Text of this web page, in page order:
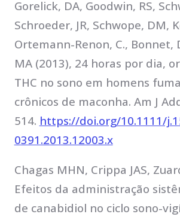
Gorelick, DA, Goodwin, RS,
Schroeder, JR, Schwope, DM,
Ortemann-Renon, C., Bonnet,
MA (2013), 24 horas por dia,
THC no sono em homens
crônicos de maconha. Am J
514. https://doi.org/10.1111/
0391.2013.12003.x
Chagas MHN, Crippa JAS,
Efeitos da administração
de canabidiol no ciclo sono-